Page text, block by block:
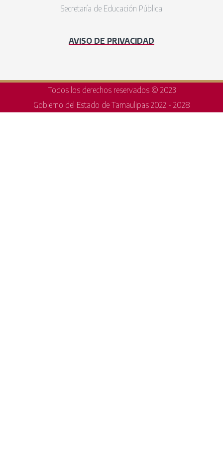
Secretaría de Educación Pública
AVISO DE PRIVACIDAD
Todos los derechos reservados © 2023
Gobierno del Estado de Tamaulipas 2022 - 2028